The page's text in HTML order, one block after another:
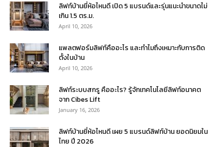
ลิฟท์บ้านยี่ห้อไหนดี เปิด 5 แบรนด์และรุ่นแนะนำขนาดไม่
เกิน 1.5 ตร.ม.
April 10, 2026
แพลตฟอร์มลิฟท์คืออะไร และทำไมถึงเหมาะกับการติด
ตั้งในบ้าน
April 10, 2026
ลิฟท์ระบบสกรู คืออะไร? รู้จักเทคโนโลยีลิฟท์อนาคต
จาก Cibes Lift
January 16, 2026
ลิฟท์บ้านยี่ห้อไหนดี เผย 5 แบรนด์ลิฟท์บ้าน ยอดนิยมใน
ไทย ปี 2026